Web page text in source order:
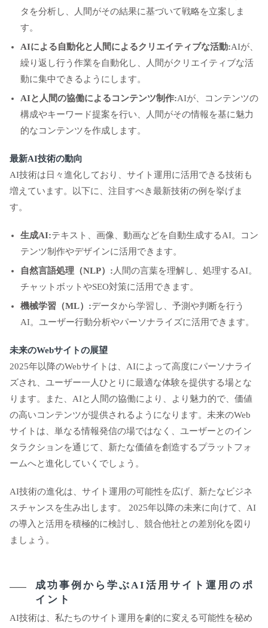
タを分析し、人間がその結果に基づいて戦略を立案しま
す。
AIによる自動化と人間によるクリエイティブな活動:AIが、
繰り返し行う作業を自動化し、人間がクリエイティブな活
動に集中できるようにします。
AIと人間の協働によるコンテンツ制作:AIが、コンテンツの
構成やキーワード提案を行い、人間がその情報を基に魅力
的なコンテンツを作成します。
最新AI技術の動向
AI技術は日々進化しており、サイト運用に活用できる技術も
増えています。以下に、注目すべき最新技術の例を挙げま
す。
生成AI:テキスト、画像、動画などを自動生成するAI。コン
テンツ制作やデザインに活用できます。
自然言語処理（NLP）:人間の言葉を理解し、処理するAI。
チャットボットやSEO対策に活用できます。
機械学習（ML）:データから学習し、予測や判断を行う
AI。ユーザー行動分析やパーソナライズに活用できます。
未来のWebサイトの展望
2025年以降のWebサイトは、AIによって高度にパーソナライ
ズされ、ユーザー一人ひとりに最適な体験を提供する場とな
ります。また、AIと人間の協働により、より魅力的で、価値
の高いコンテンツが提供されるようになります。未来のWeb
サイトは、単なる情報発信の場ではなく、ユーザーとのイン
タラクションを通じて、新たな価値を創造するプラットフォ
ームへと進化していくでしょう。
AI技術の進化は、サイト運用の可能性を広げ、新たなビジネ
スチャンスを生み出します。 2025年以降の未来に向けて、AI
の導入と活用を積極的に検討し、競合他社との差別化を図り
ましょう。
成功事例から学ぶAI活用サイト運用のポ
イント
AI技術は、私たちのサイト運用を劇的に変える可能性を秘め